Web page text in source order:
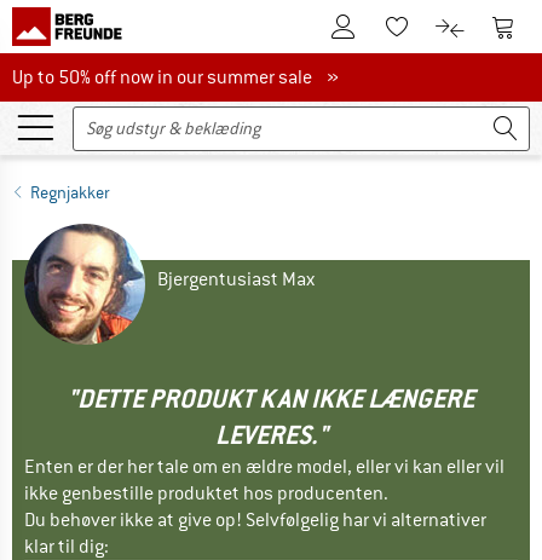
Til kundekontoenTil huskesedlen.
Til Til
Up to 50% off now in our summer sale
Up to 50% off now in our summer sale »
Regnjakker
Bjergentusiast Max
"DETTE PRODUKT KAN IKKE LÆNGERE
LEVERES."
Enten er der her tale om en ældre model, eller vi kan eller vil
ikke genbestille produktet hos producenten.
Du behøver ikke at give op! Selvfølgelig har vi alternativer
klar til dig: